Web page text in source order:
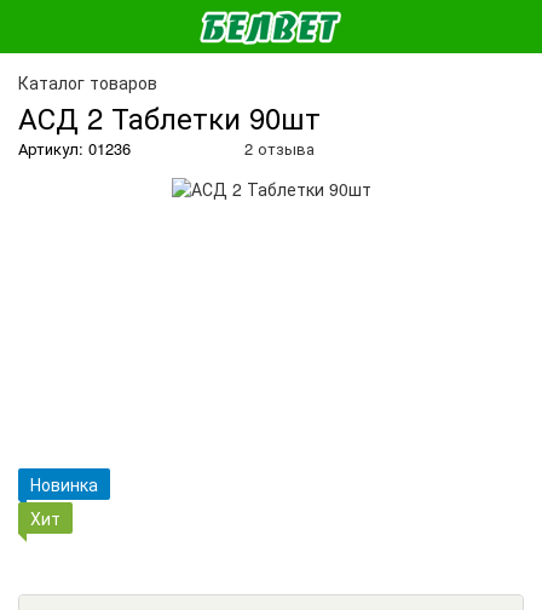
Каталог товаров
АСД 2 Таблетки 90шт
Артикул: 01236 2 отзыва
Новинка
Хит